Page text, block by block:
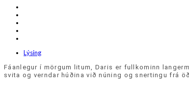
Lýsing
Fáanlegur í mörgum litum, Daris er fullkominn
svita og verndar húðina við núning og snertingu frá